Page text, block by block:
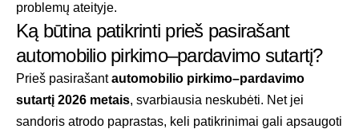
problemų ateityje.
Ką būtina patikrinti prieš pasirašant
automobilio pirkimo–pardavimo sutartį?
Prieš pasirašantautomobilio pirkimo–pardavimo
sutartį 2026 metais, svarbiausia neskubėti. Net jei
sandoris atrodo paprastas, keli patikrinimai gali apsaugoti